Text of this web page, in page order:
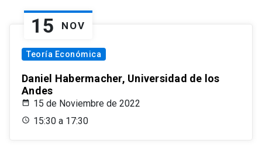
15 NOV
Teoría Económica
Daniel Habermacher, Universidad de los
Andes
15 de Noviembre de 2022
15:30 a 17:30